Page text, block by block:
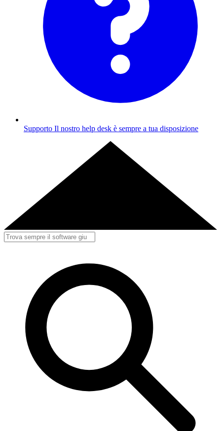
Supporto Il nostro help desk è sempre a tua disposizione